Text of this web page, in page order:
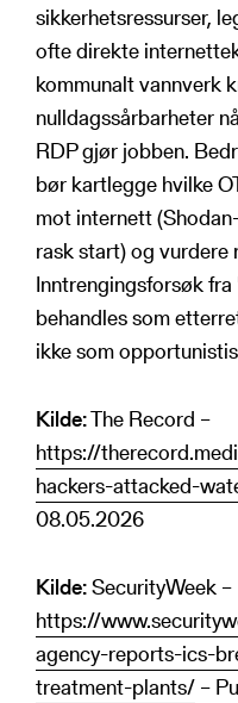
sikkerhetsressurser,
ofte direkte
kommunalt vannverk
nulldagssårbarheter
RDP gjør jobben.
bør kartlegge hvilke
mot internett
rask start) og vurdere
Inntrengingsforsøk
behandles som
ikke som
Kilde:The Record –
https://
hackers-attacked-
08.05.2026
Kilde:SecurityWeek –
https://
agency-reports-ics-
treatment-plants/ –